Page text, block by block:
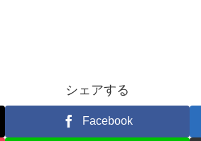
シェアする
Facebook